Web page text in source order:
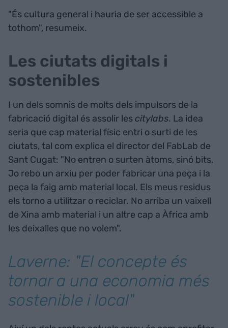
"És cultura general i hauria de ser accessible a
tothom", resumeix.
Les ciutats digitals i
sostenibles
I un dels somnis de molts dels impulsors de la
fabricació digital és assolir lescitylabs. La idea
seria que cap material físic entri o surti de les
ciutats, tal com explica el director del FabLab de
Sant Cugat: "No entren o surten àtoms, sinó bits.
Jo rebo un arxiu per poder fabricar una peça i la
peça la faig amb material local. Els meus residus
els torno a utilitzar o reciclar. No arriba un vaixell
de Xina amb material i un altre cap a Àfrica amb
les deixalles que no volem".
Laverne: "El concepte és
tornar a una economia més
sostenible i local"